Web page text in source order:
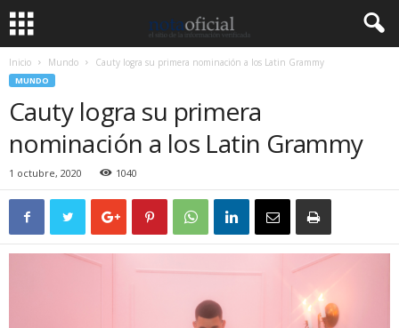
Inicio Mundo Cauty logra su primera nominación a los Latin Grammy
MUNDO
Cauty logra su primera
nominación a los Latin Grammy
1 octubre, 2020 1040